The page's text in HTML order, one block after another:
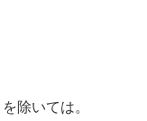
除いては。